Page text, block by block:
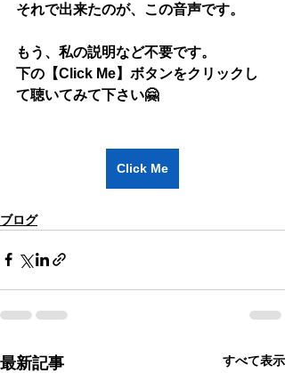
それで出来たのが、この音声です。
もう、私の説明など不要です。
下の【Click Me】ボタンをクリックし
て聴いてみて下さい🤗
Click Me
ブログ
最新記事 すべて表示